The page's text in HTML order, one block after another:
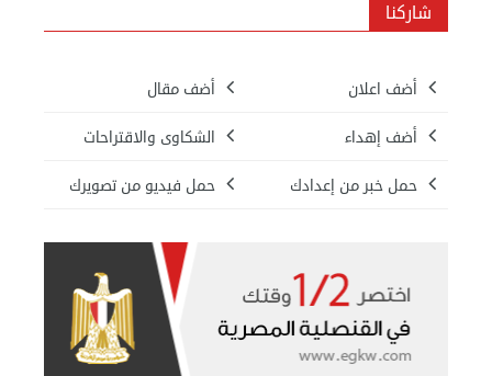
شاركنا
أضف اعلان أضف مقال
أضف إهداء الشكاوى والاقتراحات
حمل خبر من إعدادك حمل فيديو من تصويرك
بيع ساعة تيسوت